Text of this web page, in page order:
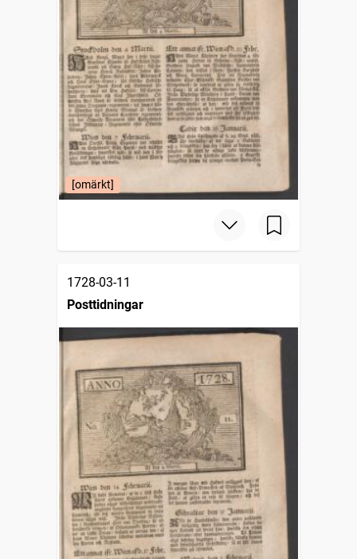
[omärkt]
1728-03-11
Posttidningar